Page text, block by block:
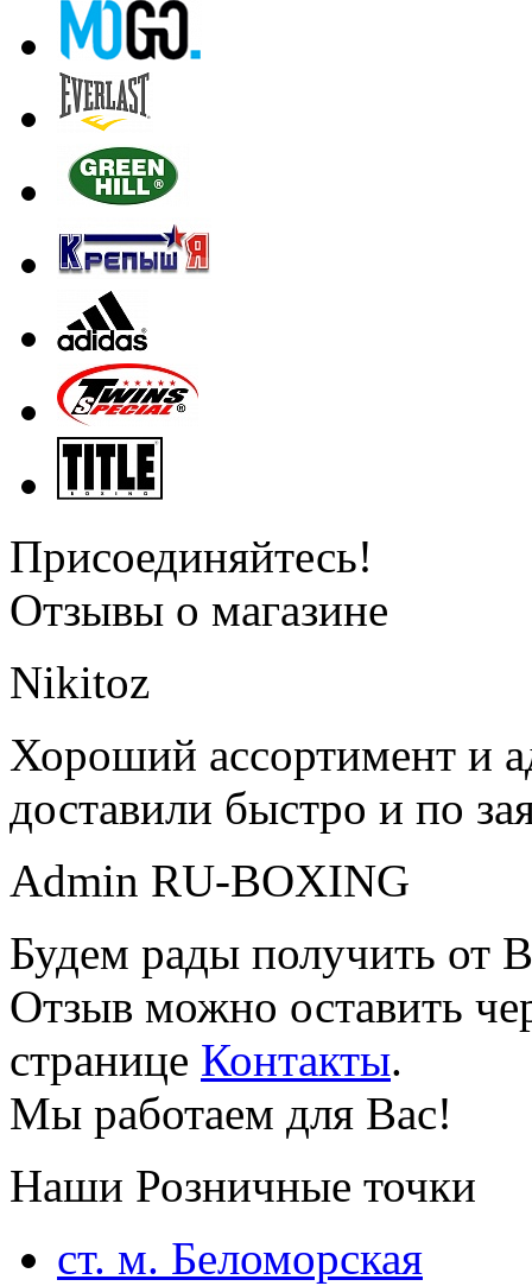
Присоединяйтесь!
Отзывы о магазине
Nikitoz
Хороший ассортимент и
доставили быстро и по
Admin RU-BOXING
Будем рады получить от
Отзыв можно оставить
странице Контакты.
Мы работаем для Вас!
Наши Розничные точки
ст. м. Беломорская